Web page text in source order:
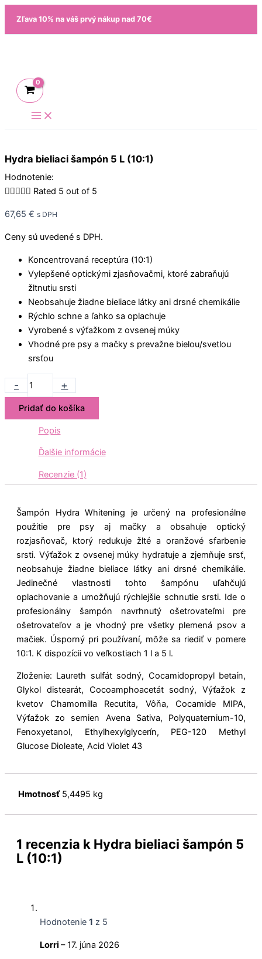
Preskočiť
obsah
Zľava 10% na váš prvý nákup nad 70€
Hydra bieliaci šampón 5 L (10:1)
Hodnotenie:
 Rated 5 out of 5
67,65 € s DPH
Ceny sú uvedené s DPH.
Koncentrovaná receptúra (10:1)
Vylepšené optickými zjasňovačmi, ktoré zabraňujú
žltnutiu srsti
Neobsahuje žiadne bieliace látky ani drsné chemikálie
Rýchlo schne a ľahko sa oplachuje
Vyrobené s výťažkom z ovsenej múky
Vhodné pre psy a mačky s prevažne bielou/svetlou
srsťou
-
množstvo
Hydra
bieliaci
(10:1)
+
Pridať do košíka
Popis
Ďalšie informácie
Recenzie (1)
Šampón Hydra Whitening je určený na profesionálne
použitie pre psy aj mačky a obsahuje optický
rozjasňovač, ktorý redukuje žlté a oranžové sfarbenie
srsti. Výťažok z ovsenej múky hydratuje a zjemňuje srsť,
neobsahuje žiadne bieliace látky ani drsné chemikálie.
Jedinečné vlastnosti tohto šampónu uľahčujú
oplachovanie a umožňujú rýchlejšie schnutie srsti. Ide o
profesionálny šampón navrhnutý ošetrovateľmi pre
ošetrovateľov a je vhodný pre všetky plemená psov a
mačiek. Úsporný pri používaní, môže sa riediť v pomere
10:1. K dispozícii vo veľkostiach 1 l a 5 l.
Zloženie: Laureth sulfát sodný, Cocamidopropyl betaín,
Glykol distearát, Cocoamphoacetát sodný, Výťažok z
kvetov Chamomilla Recutita, Vôňa, Cocamide MIPA,
Výťažok zo semien Avena Sativa, Polyquaternium-10,
Fenoxyetanol, Ethylhexylglycerín, PEG-120 Methyl
Glucose Dioleate, Acid Violet 43
Hmotnosť 5,4495 kg
1 recenzia k Hydra bieliaci šampón 5
L (10:1)
Hodnotenie 1 z 5
Lorri – 17. júna 2026